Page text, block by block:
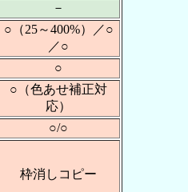
－
○（25～400%）／○
／○
○
○（色あせ補正対
応）
○/○
枠消しコピー